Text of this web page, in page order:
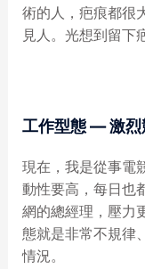
術的人，疤痕都很
見人。光想到留下
工作型態 — 激烈
現在，我是從事電
動性要高，每日也
網的總經理，壓力
態就是非常不規律
情況。